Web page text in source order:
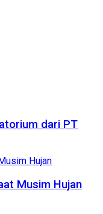
dari PT
Musim Hujan